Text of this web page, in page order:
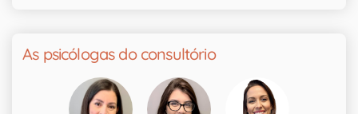
As psicólogas do consultório